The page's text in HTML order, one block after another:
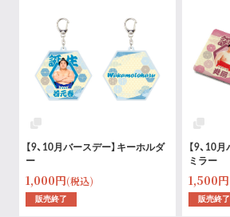
【9、10月バースデー】キーホルダ
ー
1,000円(税込)
販売終了
【9、10
ミラー
1,500円
販売終了